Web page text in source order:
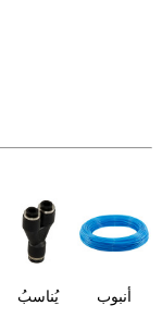
يُناسبُ أنبوب